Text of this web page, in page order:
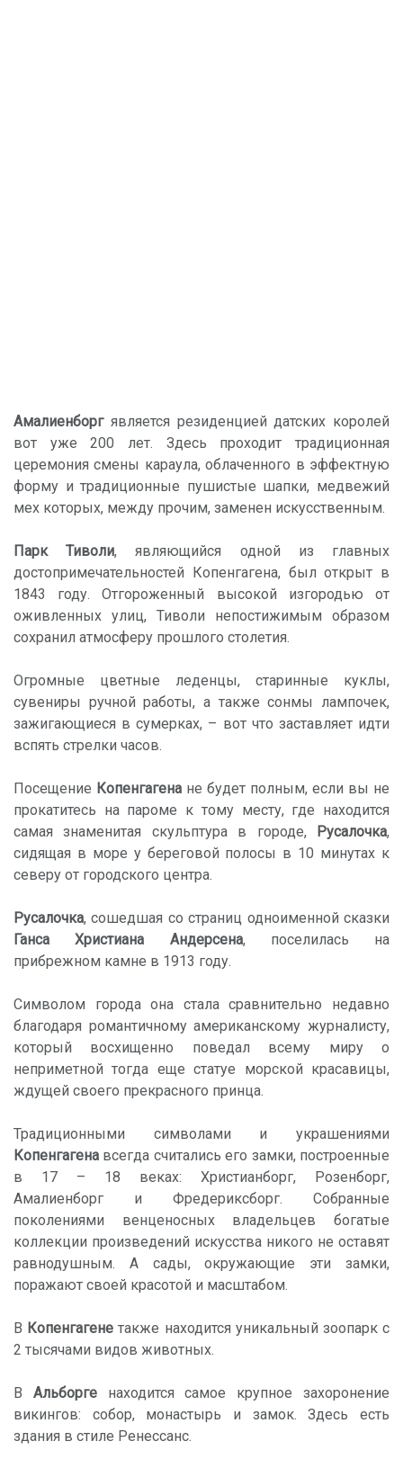
Амалиенборгявляется резиденцией датских королей
вот уже 200 лет. Здесь проходит традиционная
церемония смены караула, облаченного в эффектную
форму и традиционные пушистые шапки, медвежий
мех которых, между прочим, заменен искусственным.
Парк Тиволи, являющийся одной из главных
достопримечательностей Копенгагена, был открыт в
1843 году. Отгороженный высокой изгородью от
оживленных улиц, Тиволи непостижимым образом
сохранил атмосферу прошлого столетия.
Огромные цветные леденцы, старинные куклы,
сувениры ручной работы, а также сонмы лампочек,
зажигающиеся в сумерках, – вот что заставляет идти
вспять стрелки часов.
Посещение Копенгагена не будет полным, если вы не
прокатитесь на пароме к тому месту, где находится
самая знаменитая скульптура в городе,
Русалочка,
сидящая в море у береговой полосы в 10 минутах к
северу от городского центра.
Русалочка, сошедшая со страниц одноименной сказки
Ганса Христиана Андерсена, поселилась на
прибрежном камне в 1913 году.
Символом города она стала сравнительно недавно
благодаря романтичному американскому журналисту,
который восхищенно поведал всему миру о
неприметной тогда еще статуе морской красавицы,
ждущей своего прекрасного принца.
Традиционными символами и украшениями
Копенгагена всегда считались его замки, построенные
в 17 – 18 веках: Христианборг, Розенборг,
Амалиенборг и Фредериксборг. Собранные
поколениями венценосных владельцев богатые
коллекции произведений искусства никого не оставят
равнодушным. А сады, окружающие эти замки,
поражают своей красотой и масштабом.
В Копенгагене также находится уникальный зоопарк с
2 тысячами видов животных.
В Альборгенаходится самое крупное захоронение
викингов: собор, монастырь и замок. Здесь есть
здания в стиле Ренессанс.